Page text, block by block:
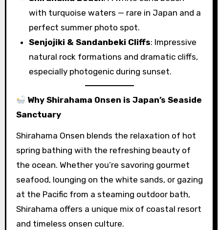
with turquoise waters — rare in Japan and a
perfect summer photo spot.
Senjojiki & Sandanbeki Cliffs: Impressive
natural rock formations and dramatic cliffs,
especially photogenic during sunset.
Why Shirahama Onsen is Japan’s Seaside
Sanctuary
Shirahama Onsen blends the relaxation of hot
spring bathing with the refreshing beauty of
the ocean. Whether you’re savoring gourmet
seafood, lounging on the white sands, or gazing
at the Pacific from a steaming outdoor bath,
Shirahama offers a unique mix of coastal resort
and timeless onsen culture.